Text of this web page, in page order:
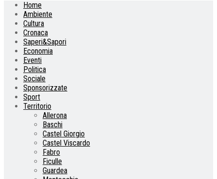
Home
Ambiente
Cultura
Cronaca
Saperi&Sapori
Economia
Eventi
Politica
Sociale
Sponsorizzate
Sport
Territorio
Allerona
Baschi
Castel Giorgio
Castel Viscardo
Fabro
Ficulle
Guardea